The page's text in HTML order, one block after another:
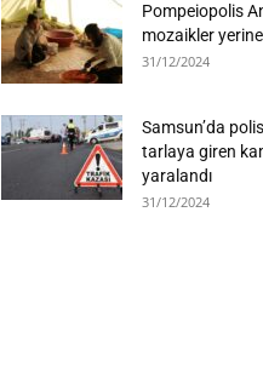
Pompeiopolis
mozaikler
31/12/2024
Samsun’da
tarlaya giren
yaralandı
31/12/2024